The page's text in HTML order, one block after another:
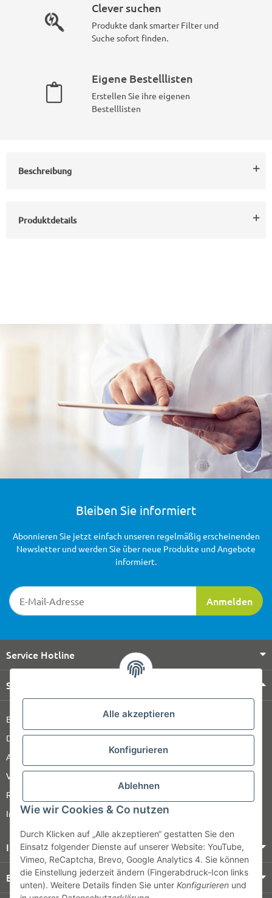
Alle akzeptieren
Konfigurieren
Ablehnen
Wie wir Cookies & Co nutzen
Durch Klicken auf „Alle akzeptieren“ gestatten Sie den
Einsatz folgender Dienste auf unserer Website: YouTube,
Vimeo, ReCaptcha, Brevo, Google Analytics 4. Sie können
die Einstellung jederzeit ändern (Fingerabdruck-Icon links
unten). Weitere Details finden Sie unter Konfigurieren und
Clever suchen
Produkte dank smarter Filter und
Suche sofort finden.
Eigene Bestelllisten
Erstellen Sie ihre eigenen
Bestelllisten
Beschreibung
Produktdetails
Bleiben Sie informiert
Newsletter-Registrierung
Anmelden
Abonnieren Sie jetzt einfach unseren regelmäßig erscheinenden
Newsletter und werden Sie über neue Produkte und Angebote
informiert.
Service Hotline
Shop Service
Barrierefreiheitserklärung
Datenschutz
AGB
Versandinformationen
Retour
Impressum
Informationen
Bezahlung & Versand